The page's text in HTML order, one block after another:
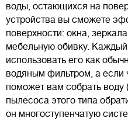
воды, остающихся на
устройства вы сможете
поверхности: окна,
мебельную обивку.
использовать его как
водяным фильтром, а если
поможет вам собрать воду
пылесоса этого типа
он многоступенчатую